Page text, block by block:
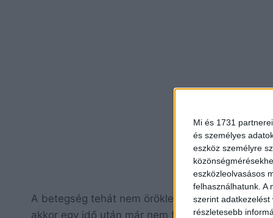
Mi és 1731
és személyes
eszköz személyre
eszközleolvasásos
felhasználhatunk. A
szerint
részletesebb
A betegség tehát nem örökletes, így bárkit
akkor egy idő után már nem fogja felismerni